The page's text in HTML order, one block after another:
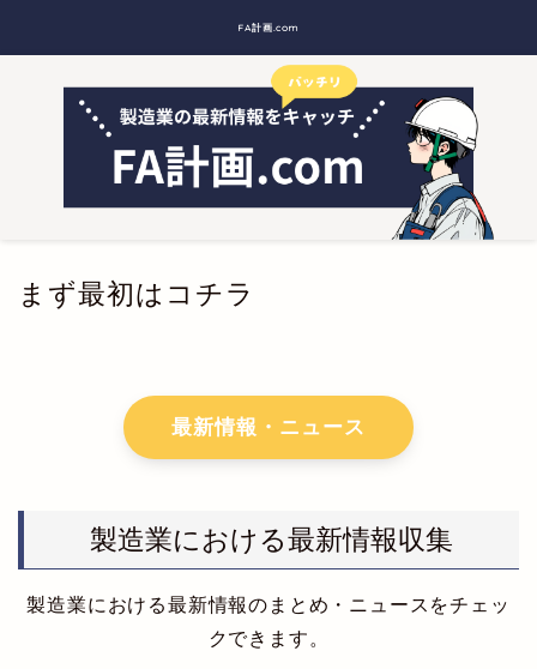
FA計画.com
まず最初はコチラ
最新情報・ニュース
製造業における最新情報収集
製造業における最新情報のまとめ・ニュースをチェッ
クできます。